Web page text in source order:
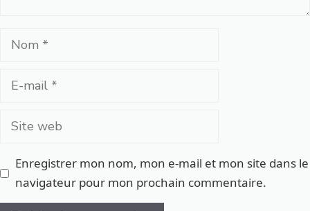
Nom
Site
Enregistrer mon nom, mon e-mail et mon site dans le
navigateur pour mon prochain commentaire.